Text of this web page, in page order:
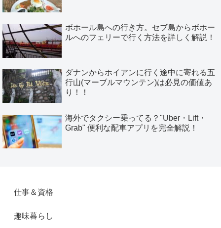
ボホール島への行き方。セブ島からボホー
ルへのフェリーで行く方法を詳しく解説！
ダナンからホイアンに行く途中に寄れる五
行山(マーブルマウンテン)は必見の価値あ
り！！
海外でタクシー乗ってる？"Uber・Lift・
Grab" 便利な配車アプリを完全解説！
仕事＆資格
趣味暮らし